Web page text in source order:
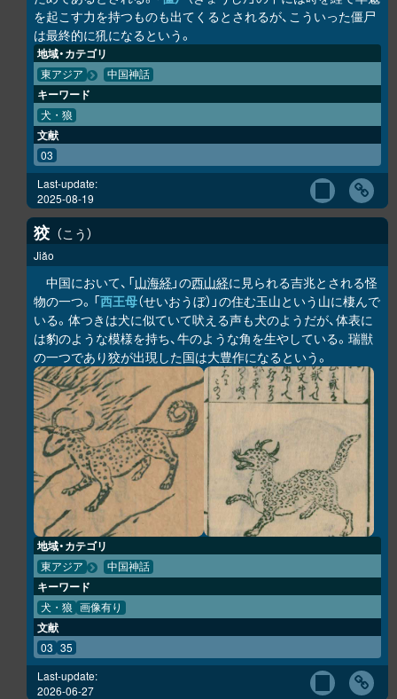
を起こす力を持つものも出てくるとされるが、こういった僵尸
は最終的に犼になるという。
地域・カテゴリ
東アジア 中国神話
キーワード
犬・狼
文献
03
Last-update:
2025-08-19
狡 こう
Jiǎo
中国において、「山海経 」の西山経に見られる吉兆とされる怪
物の一つ。「西王母（せいおうぼ）」の住む玉山という山に棲んで
いる。体つきは犬に似ていて吠える声も犬のようだが、体表に
は豹のような模様を持ち、牛のような角を生やしている。瑞獣
の一つであり狡が出現した国は大豊作になるという。
地域・カテゴリ
東アジア 中国神話
キーワード
犬・狼 画像有り
文献
03 35
Last-update:
2026-06-27